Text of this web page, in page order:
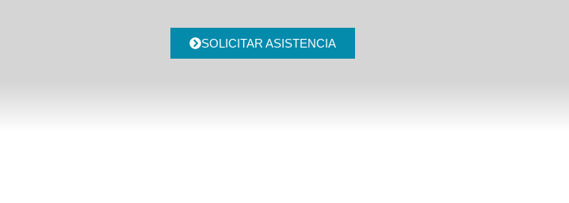
SOLICITAR ASISTENCIA